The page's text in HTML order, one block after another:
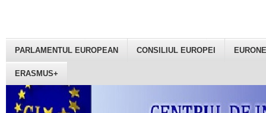
PARLAMENTUL EUROPEAN CONSILIUL EUROPEI
ERASMUS+